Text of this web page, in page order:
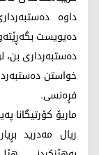
داوە
دەیویست
دەستبەرداری بن،
خواستن
فڕەنسی.
ماریۆ کۆرتیگانا
ریال مەدرید